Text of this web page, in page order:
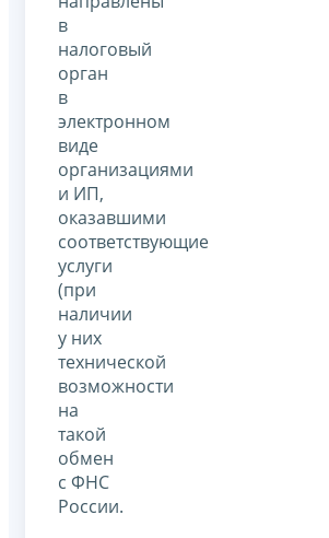
в
налоговый
орган
в
электронном
виде
организациями
и ИП,
оказавшими
соответствующие
услуги
(при
наличии
у них
технической
возможности
на
такой
обмен
с ФНС
России.